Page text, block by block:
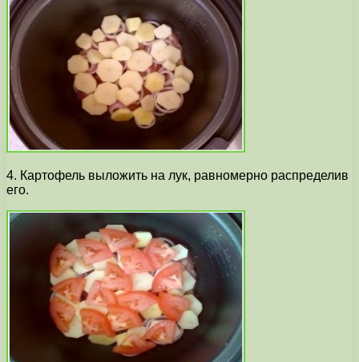
4. Картофель выложить на лук, равномерно распределив
его.